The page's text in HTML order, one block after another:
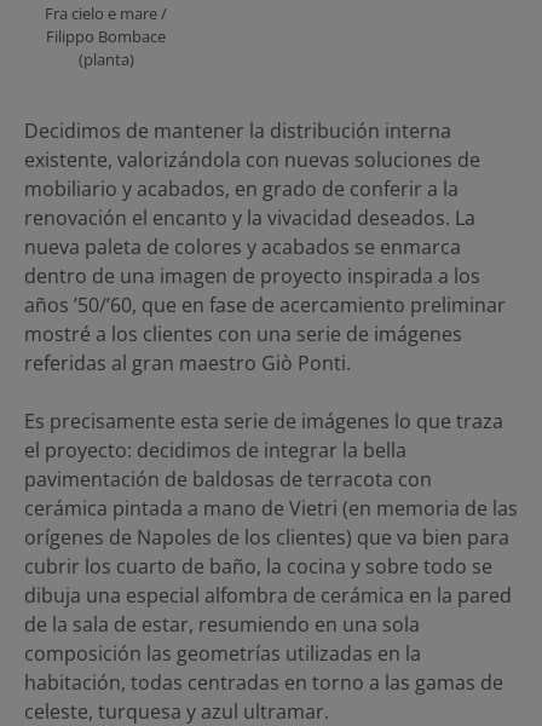
Fra cielo e mare /
Filippo Bombace
(planta)
Decidimos de mantener la distribución interna
existente, valorizándola con nuevas soluciones de
mobiliario y acabados, en grado de conferir a la
renovación el encanto y la vivacidad deseados. La
nueva paleta de colores y acabados se enmarca
dentro de una imagen de proyecto inspirada a los
años ’50/’60, que en fase de acercamiento preliminar
mostré a los clientes con una serie de imágenes
referidas al gran maestro Giò Ponti.
Es precisamente esta serie de imágenes lo que traza
el proyecto: decidimos de integrar la bella
pavimentación de baldosas de terracota con
cerámica pintada a mano de Vietri (en memoria de las
orígenes de Napoles de los clientes) que va bien para
cubrir los cuarto de baño, la cocina y sobre todo se
dibuja una especial alfombra de cerámica en la pared
de la sala de estar, resumiendo en una sola
composición las geometrías utilizadas en la
habitación, todas centradas en torno a las gamas de
celeste, turquesa y azul ultramar.